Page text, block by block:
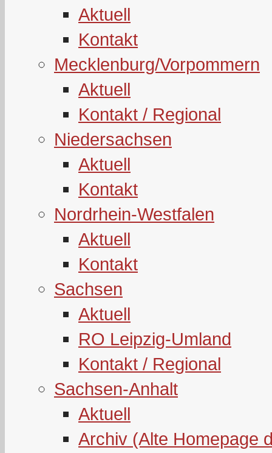
Aktuell
Kontakt
Mecklenburg/Vorpommern
Aktuell
Kontakt / Regional
Niedersachsen
Aktuell
Kontakt
Nordrhein-Westfalen
Aktuell
Kontakt
Sachsen
Aktuell
RO Leipzig-Umland
Kontakt / Regional
Sachsen-Anhalt
Aktuell
Archiv (Alte Homepage